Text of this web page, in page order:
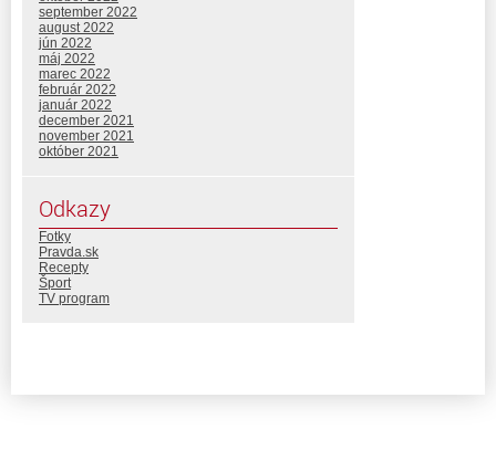
september 2022
august 2022
jún 2022
máj 2022
marec 2022
február 2022
január 2022
december 2021
november 2021
október 2021
Odkazy
Fotky
Pravda.sk
Recepty
Šport
TV program